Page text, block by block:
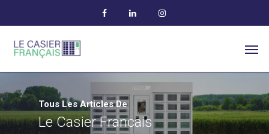
Tous Les Articles De
Le Casier Francais